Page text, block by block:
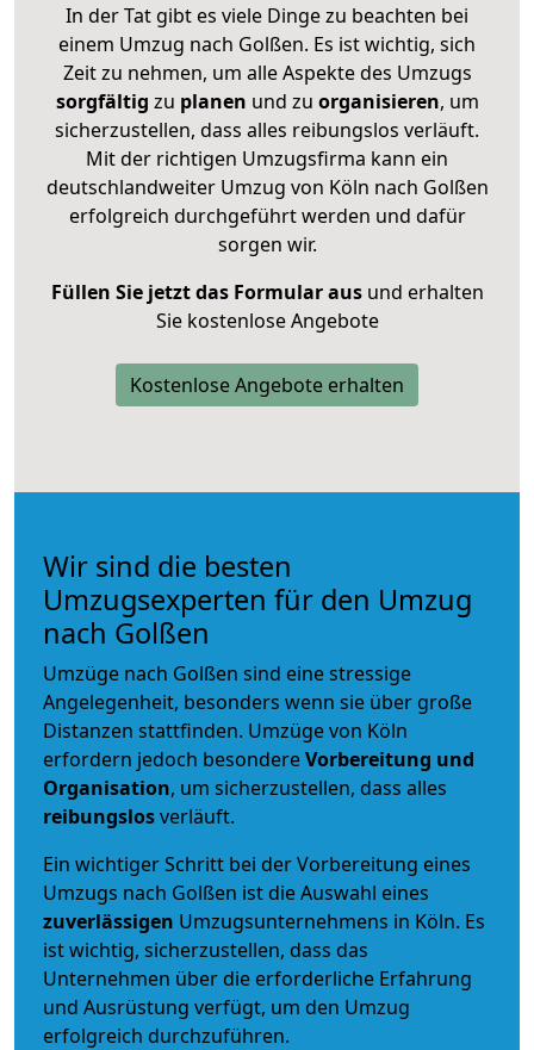
In der Tat gibt es viele Dinge zu beachten bei
einem Umzug nach Golßen. Es ist wichtig, sich
Zeit zu nehmen, um alle Aspekte des Umzugs
sorgfältig zu planen und zu organisieren, um
sicherzustellen, dass alles reibungslos verläuft.
Mit der richtigen Umzugsfirma kann ein
deutschlandweiter Umzug von Köln nach Golßen
erfolgreich durchgeführt werden und dafür
sorgen wir.
Füllen Sie jetzt das Formular ausund erhalten
Sie kostenlose Angebote
Kostenlose Angebote erhalten
Wir sind die besten
Umzugsexperten für den Umzug
nach Golßen
Umzüge nach Golßen sind eine stressige
Angelegenheit, besonders wenn sie über große
Distanzen stattfinden. Umzüge von Köln
erfordern jedoch besondereVorbereitung und
Organisation, um sicherzustellen, dass alles
reibungslosverläuft.
Ein wichtiger Schritt bei der Vorbereitung eines
Umzugs nach Golßen ist die Auswahl eines
zuverlässigen Umzugsunternehmens in Köln. Es
ist wichtig, sicherzustellen, dass das
Unternehmen über die erforderliche Erfahrung
und Ausrüstung verfügt, um den Umzug
erfolgreich durchzuführen.